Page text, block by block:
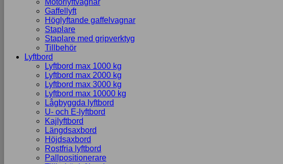
Motorlyftvagnar
Gaffellyft
Höglyftande gaffelvagnar
Staplare
Staplare med gripverktyg
Tillbehör
Lyftbord
Lyftbord max 1000 kg
Lyftbord max 2000 kg
Lyftbord max 3000 kg
Lyftbord max 10000 kg
Lågbyggda lyftbord
U- och E-lyftbord
Kajlyftbord
Längdsaxbord
Höjdsaxbord
Rostfria lyftbord
Pallpositionerare